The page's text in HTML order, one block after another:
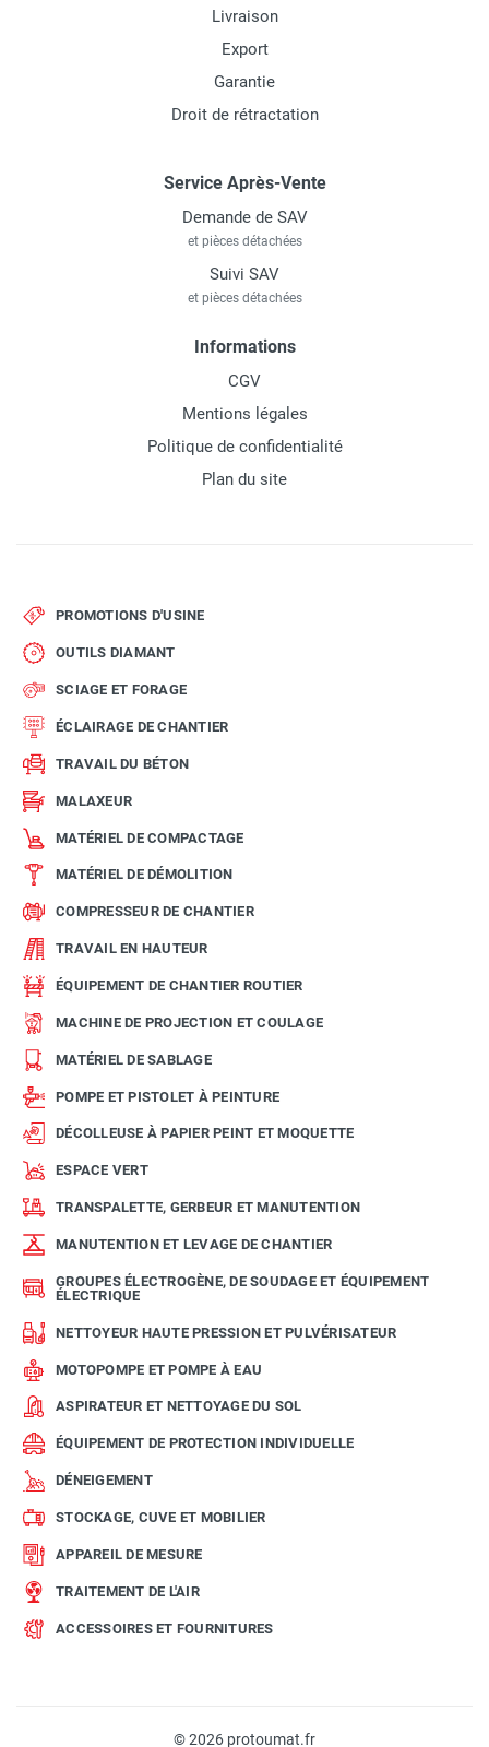
Livraison
Export
Garantie
Droit de rétractation
Service Après-Vente
Demande de SAV
et pièces détachées
Suivi SAV
et pièces détachées
Informations
CGV
Mentions légales
Politique de confidentialité
Plan du site
PROMOTIONS D'USINE
OUTILS DIAMANT
SCIAGE ET FORAGE
ÉCLAIRAGE DE CHANTIER
TRAVAIL DU BÉTON
MALAXEUR
MATÉRIEL DE COMPACTAGE
MATÉRIEL DE DÉMOLITION
COMPRESSEUR DE CHANTIER
TRAVAIL EN HAUTEUR
ÉQUIPEMENT DE CHANTIER ROUTIER
MACHINE DE PROJECTION ET COULAGE
MATÉRIEL DE SABLAGE
POMPE ET PISTOLET À PEINTURE
DÉCOLLEUSE À PAPIER PEINT ET MOQUETTE
ESPACE VERT
TRANSPALETTE, GERBEUR ET MANUTENTION
MANUTENTION ET LEVAGE DE CHANTIER
GROUPES ÉLECTROGÈNE, DE SOUDAGE ET ÉQUIPEMENT
ÉLECTRIQUE
NETTOYEUR HAUTE PRESSION ET PULVÉRISATEUR
MOTOPOMPE ET POMPE À EAU
ASPIRATEUR ET NETTOYAGE DU SOL
ÉQUIPEMENT DE PROTECTION INDIVIDUELLE
DÉNEIGEMENT
STOCKAGE, CUVE ET MOBILIER
APPAREIL DE MESURE
TRAITEMENT DE L'AIR
ACCESSOIRES ET FOURNITURES
© 2026 protoumat.fr